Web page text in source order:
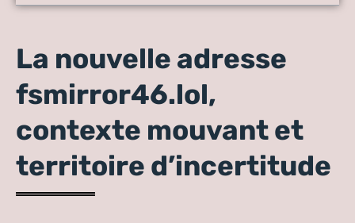
adresse de French Stream
La nouvelle adresse
fsmirror46.lol,
contexte mouvant et
territoire d’incertitude